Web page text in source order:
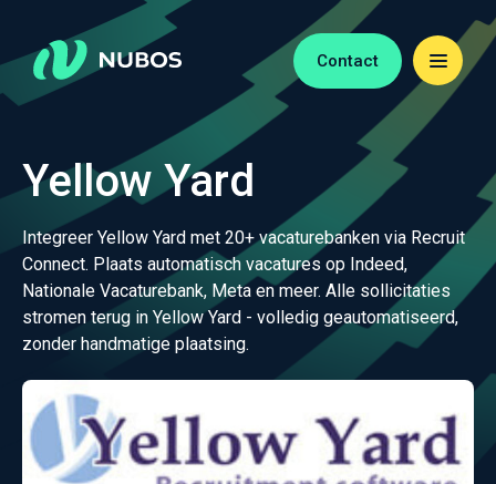
Contact
Yellow Yard
Integreer Yellow Yard met 20+ vacaturebanken via Recruit
Connect. Plaats automatisch vacatures op Indeed,
Nationale Vacaturebank, Meta en meer. Alle sollicitaties
stromen terug in Yellow Yard - volledig geautomatiseerd,
zonder handmatige plaatsing.